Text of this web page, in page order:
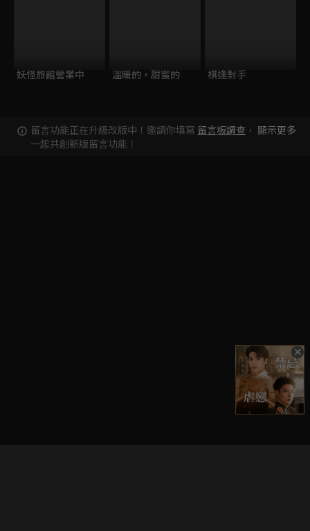
妖怪旅館營業中 溫暖的，甜蜜的 棋逢對手
留言功能正在升級改版中！邀請你填寫 留言板調查 ，
一起共創新版留言功能！
顯示更多